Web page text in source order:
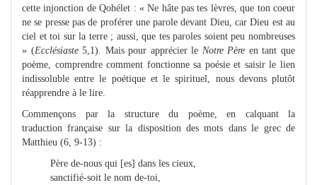
cette injonction de Qohélet : « Ne hâte pas tes lèvres, que ton coeur
ne se presse pas de proférer une parole devant Dieu, car Dieu est au
ciel et toi sur la terre ; aussi, que tes paroles soient peu nombreuses
» (Ecclésiaste5,1). Mais pour apprécier le Notre Père en tant que
poème, comprendre comment fonctionne sa poésie et saisir le lien
indissoluble entre le poétique et le spirituel, nous devons plutôt
réapprendre à le lire.
Commençons par la structure du poème, en calquant la
traduction française sur la disposition des mots dans le grec de
Matthieu (6, 9-13) :
Père de-nous qui [es] dans les cieux,
sanctifié-soit le nom de-toi,